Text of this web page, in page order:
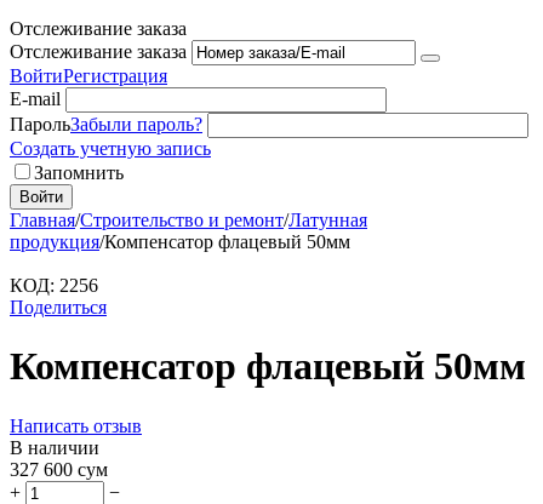
Отслеживание заказа
Отслеживание заказа
ВойтиРегистрация
E-mail
ПарольЗабыли пароль?
Создать учетную запись
Запомнить
Войти
Главная/Строительство и ремонт/Латунная
продукция/Компенсатор флацевый 50мм
КОД: 2256
Поделиться
Компенсатор флацевый 50мм
Написать отзыв
В наличии
327 600 сум
+
−